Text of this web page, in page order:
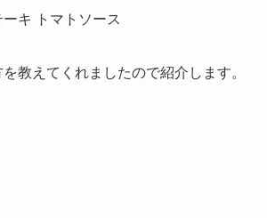
キ トマトソース
教えてくれましたので紹介します。